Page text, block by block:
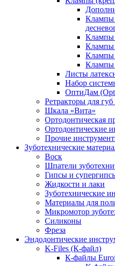
Клампы
Клампы
Клампы
Клампы
Клампы
Листы
Набор
ОптиДам
Ретракторы для
Шкала «Вита»
Ортодонтическая
Ортодонтические
Прочие
Зуботехнические
Воск
Шпатели
Гипсы и
Жидкости и лаки
Зуботехнические
Материалы для
Микромотор
Силиконы
Фреза
Эндодонтические
K-Files (К-файл)
К-файлы